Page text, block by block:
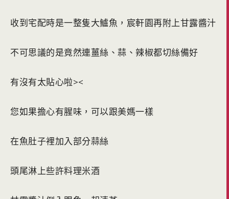
收到宅配時是一整隻大鱸魚，宸軒園再附上甘露醬汁
不可思議的是竟然連薑絲、蒜、辣椒都切絲備好
有沒有太貼心啦><
您如果擔心有腥味，可以跟美媽一樣
在魚肚子裡加入部分蒜絲
頭尾淋上些許料理米酒